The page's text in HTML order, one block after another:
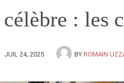
célèbre : les
JUIL 24, 2025 BY ROMAIN